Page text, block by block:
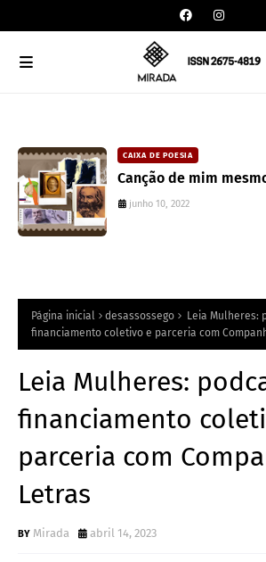
CAIXA DE POESIA
Canção de mim
junho 10, 2022
Página inicial desassossego
Leia Mulheres:
financiamento coletivo e parceria com
Leia Mulheres:
financiamento
parceria com
Letras
Mirada abril 14, 2023